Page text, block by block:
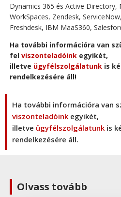
Dynamics 365 és Active Directory,
WorkSpaces, Zendesk,
Freshdesk, IBM MaaS360,
Ha további információra van
fel viszonteladóink egyikét,
illetve ügyfélszolgálatunk is
rendelkezésére áll!
Ha további információra van
viszonteladóink egyikét,
illetve ügyfélszolgálatunk is
rendelkezésére áll.
Olvass tovább